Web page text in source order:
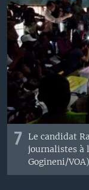
7 Le candidat
journalistes à
Gogineni/VOA)